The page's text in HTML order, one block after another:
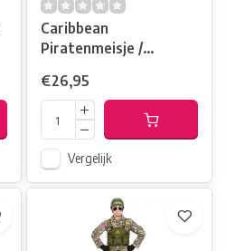
Caribbean
Piratenmeisje /
€26,95
Vergelijk